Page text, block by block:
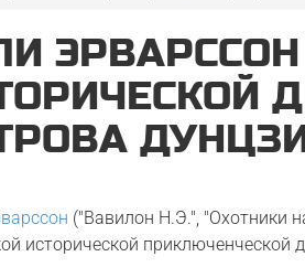
("Вавилон Н.Э.", "Охотники
исторической приключенческой